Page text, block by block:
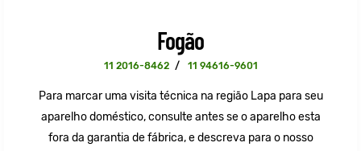
Fogão
11 2016-8462 / 11 94616-9601
Para marcar uma visita técnica na região Lapa para seu
aparelho doméstico, consulte antes se o aparelho esta
fora da garantia de fábrica, e descreva para o nosso